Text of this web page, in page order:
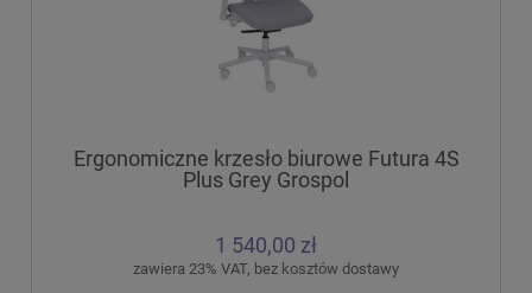
Ergonomiczne krzesło biurowe Futura 4S
Plus Grey Grospol
1 540,00 zł
zawiera 23% VAT, bez kosztów dostawy